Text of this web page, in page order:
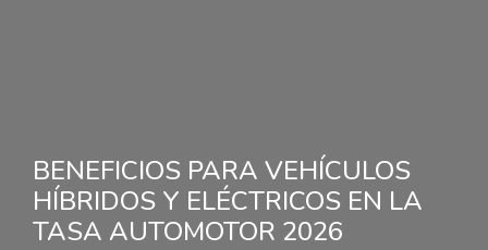
BENEFICIOS PARA VEHÍCULOS
HÍBRIDOS Y ELÉCTRICOS EN LA
TASA AUTOMOTOR 2026